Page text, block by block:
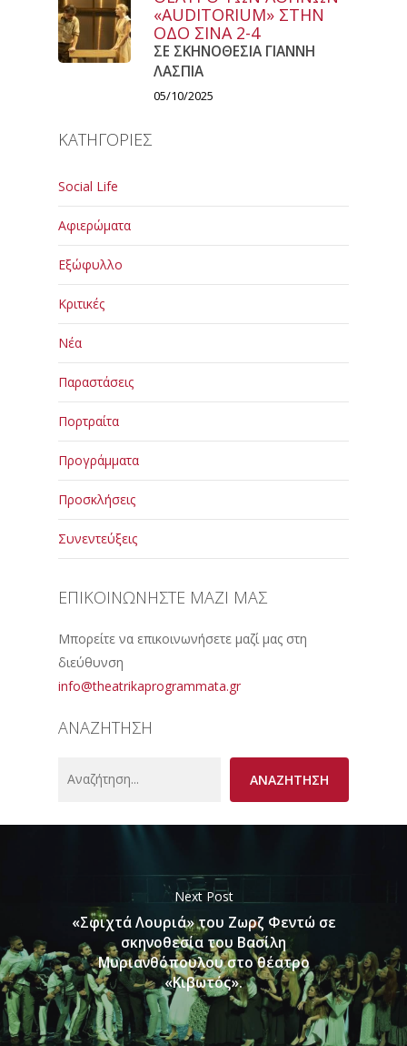
«AUDITORIUM» ΣΤΗΝ
ΟΔΟ ΣΙΝΑ 2-4
ΣΕ ΣΚΗΝΟΘΕΣΙΑ ΓΙΑΝΝΗ
ΛΑΣΠΙΑ
05/10/2025
ΚΑΤΗΓΟΡΙΕΣ
Social Life
Αφιερώματα
Εξώφυλλο
Κριτικές
Νέα
Παραστάσεις
Πορτραίτα
Προγράμματα
Προσκλήσεις
Συνεντεύξεις
ΕΠΙΚΟΙΝΩΝΗΣΤΕ ΜΑΖΙ ΜΑΣ
Μπορείτε να επικοινωνήσετε μαζί μας στη
διεύθυνση
info@theatrikaprogrammata.gr
ΑΝΑΖΗΤΗΣΗ
ΑΝΑΖΗΤΗΣΗ
Next Post
«Σφιχτά Λουριά» του Ζωρζ Φεντώ σε
σκηνοθεσία του Βασίλη
Μυριανθόπουλου στο θέατρο
«Κιβωτός».